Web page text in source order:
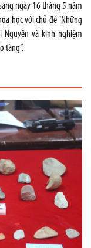
ngày 16 tháng 5 năm
học với chủ đề “Những
Nguyên và kinh nghiệm
tàng”.